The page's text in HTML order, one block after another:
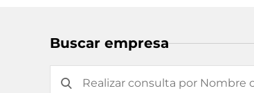
Buscar empresa